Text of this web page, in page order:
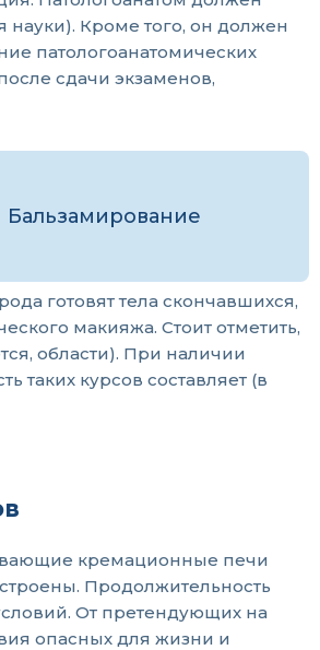
науки). Кроме того, он должен
патологоанатомических
сдачи экзаменов,
Бальзамирование
готовят тела скончавшихся,
макияжа. Стоит отметить,
области). При наличии
таких курсов составляет (в
кремационные печи
Продолжительность
От претендующих на
опасных для жизни и